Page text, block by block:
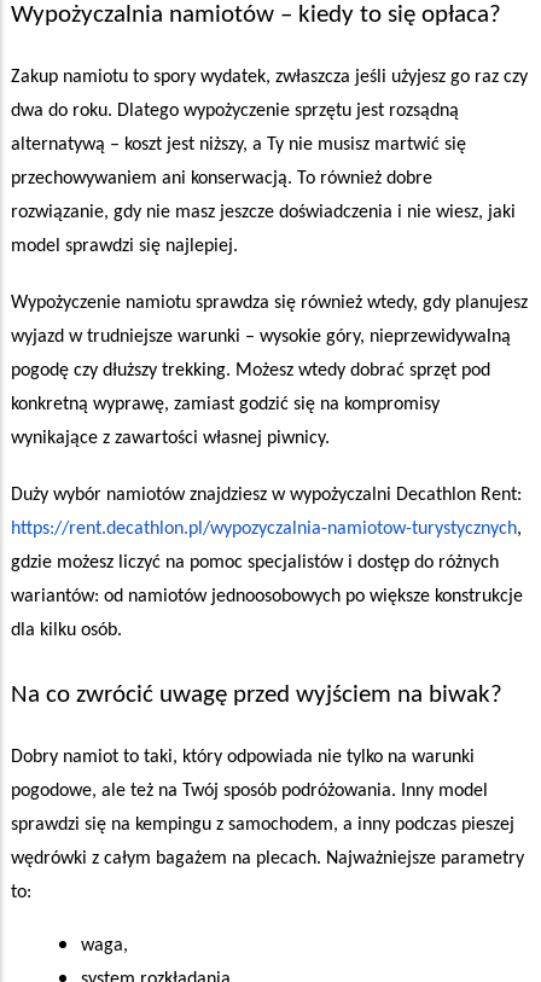
Wypożyczalnia namiotów – kiedy to się opłaca?
Zakup namiotu to spory wydatek, zwłaszcza jeśli użyjesz go raz czy
dwa do roku. Dlatego wypożyczenie sprzętu jest rozsądną
alternatywą – koszt jest niższy, a Ty nie musisz martwić się
przechowywaniem ani konserwacją. To również dobre
rozwiązanie, gdy nie masz jeszcze doświadczenia i nie wiesz, jaki
model sprawdzi się najlepiej.
Wypożyczenie namiotu sprawdza się również wtedy, gdy planujesz
wyjazd w trudniejsze warunki – wysokie góry, nieprzewidywalną
pogodę czy dłuższy trekking. Możesz wtedy dobrać sprzęt pod
konkretną wyprawę, zamiast godzić się na kompromisy
wynikające z zawartości własnej piwnicy.
Duży wybór namiotów znajdziesz w wypożyczalni Decathlon Rent:
https://rent.decathlon.pl/wypozyczalnia-namiotow-turystycznych,
gdzie możesz liczyć na pomoc specjalistów i dostęp do różnych
wariantów: od namiotów jednoosobowych po większe konstrukcje
dla kilku osób.
Na co zwrócić uwagę przed wyjściem na biwak?
Dobry namiot to taki, który odpowiada nie tylko na warunki
pogodowe, ale też na Twój sposób podróżowania. Inny model
sprawdzi się na kempingu z samochodem, a inny podczas pieszej
wędrówki z całym bagażem na plecach. Najważniejsze parametry
to:
waga,